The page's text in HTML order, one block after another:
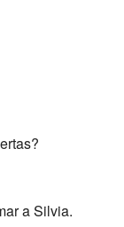
a Silvia.